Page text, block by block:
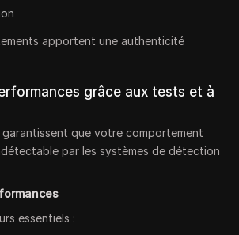
apportent une authenticité
grâce aux tests et à
garantissent que votre comportement
par les systèmes de détection
essentiels :